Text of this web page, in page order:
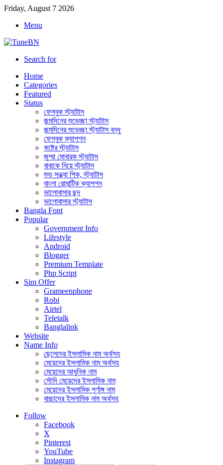
Friday, August 7 2026
Menu
Search for
Home
Categories
Featured
Status
ফেসবুক স্ট্যাটাস
জন্মদিনের শুভেচ্ছা স্ট্যাটাস
জন্মদিনের শুভেচ্ছা স্ট্যাটাস বন্ধু
ফেসবুক ক্যাপশন
কষ্টের স্ট্যাটাস
জুম্মা মোবারক স্ট্যাটাস
বাবাকে নিয়ে স্ট্যাটাস
শুভ সন্ধ্যা পিক, স্ট্যাটাস
বাংলা রোমান্টিক ক্যাপশন
ভালোবাসার ছন্দ
ভালোবাসার স্ট্যাটাস
Bangla Font
Popular
Government Info
Lifestyle
Android
Blogger
Premium Template
Php Script
Sim Offer
Grameenphone
Robi
Airtel
Teletalk
Banglalink
Website
Name Info
ছেলেদের ইসলামিক নাম অর্থসহ
মেয়েদের ইসলামিক নাম অর্থসহ
মেয়েদের আধুনিক নাম
সৌদি মেয়েদের ইসলামিক নাম
মেয়েদের ইসলামিক পূর্ণাঙ্গ নাম
বাচ্চাদের ইসলামিক নাম অর্থসহ
Follow
Facebook
X
Pinterest
YouTube
Instagram